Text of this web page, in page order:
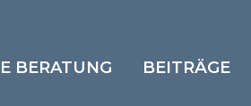
BERATUNG BEITRÄGE